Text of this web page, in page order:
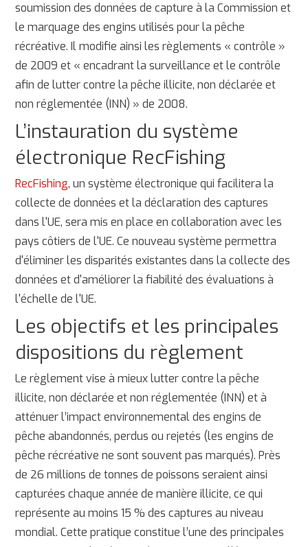
soumission des données de capture à la Commission et
le marquage des engins utilisés pour la pêche
récréative. Il modifie ainsi les règlements « contrôle »
de 2009 et « encadrant la surveillance et le contrôle
afin de lutter contre la pêche illicite, non déclarée et
non réglementée (INN) » de 2008.
L’instauration du système
électronique RecFishing
RecFishing, un système électronique qui facilitera la
collecte de données et la déclaration des captures
dans l'UE, sera mis en place en collaboration avec les
pays côtiers de l'UE. Ce nouveau système permettra
d'éliminer les disparités existantes dans la collecte des
données et d'améliorer la fiabilité des évaluations à
l'échelle de l'UE.
Les objectifs et les principales
dispositions du règlement
Le règlement vise à mieux lutter contre la pêche
illicite, non déclarée et non réglementée (INN) et à
atténuer l’impact environnemental des engins de
pêche abandonnés, perdus ou rejetés (les engins de
pêche récréative ne sont souvent pas marqués). Près
de 26 millions de tonnes de poissons seraient ainsi
capturées chaque année de manière illicite, ce qui
représente au moins 15 % des captures au niveau
mondial. Cette pratique constitue l’une des principales